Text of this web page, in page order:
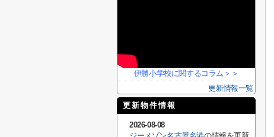
伊勝小学校に関するコラム＞＞
更新情報一覧
更新物件情報
2026-08-08